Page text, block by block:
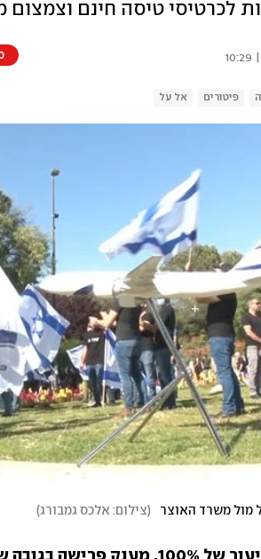
לכרטיסי טיסה חינם וצמצום
50
פיטורים אל על
מול משרד האוצר (צילום: אלכס גמבורג)